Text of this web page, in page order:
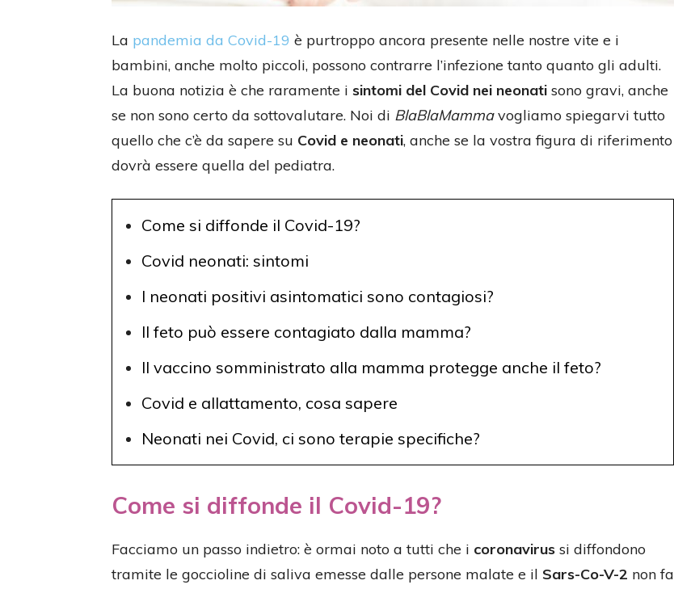
La pandemia da Covid-19 è purtroppo ancora presente nelle nostre vite e i
bambini, anche molto piccoli, possono contrarre l’infezione tanto quanto gli adulti.
La buona notizia è che raramente i sintomi del Covid nei neonati sono gravi, anche
se non sono certo da sottovalutare. Noi di BlaBlaMammavogliamo spiegarvi tutto
quello che c’è da sapere su Covid e neonati, anche se la vostra figura di riferimento
dovrà essere quella del pediatra.
Come si diffonde il Covid-19?
Covid neonati: sintomi
I neonati positivi asintomatici sono contagiosi?
Il feto può essere contagiato dalla mamma?
Il vaccino somministrato alla mamma protegge anche il feto?
Covid e allattamento, cosa sapere
Neonati nei Covid, ci sono terapie specifiche?
Come si diffonde il Covid-19?
Facciamo un passo indietro: è ormai noto a tutti che i coronavirus si diffondono
tramite le goccioline di saliva emesse dalle persone malate e il Sars-Co-V-2 non fa